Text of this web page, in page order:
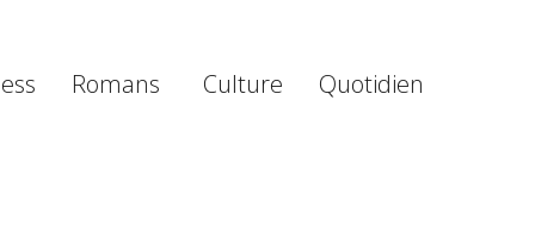
Romans Culture Quotidien